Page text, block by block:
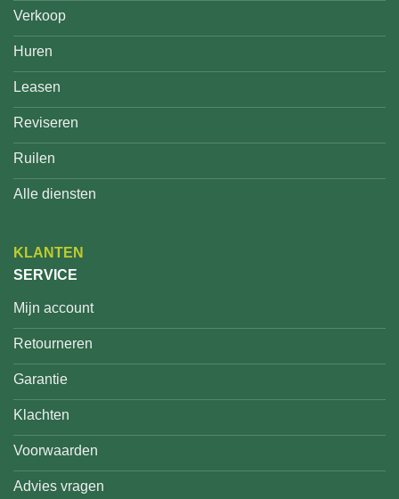
Verkoop
Huren
Leasen
Reviseren
Ruilen
Alle diensten
KLANTEN
SERVICE
Mijn account
Retourneren
Garantie
Klachten
Voorwaarden
Advies vragen